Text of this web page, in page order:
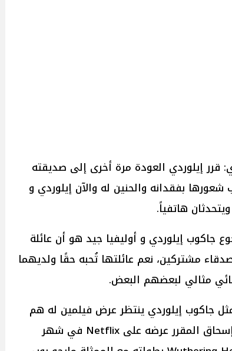
إيلوردي العودة مرة أخرى إلى صديقته
بفقدانه والحنين له والآن إيلوردي و
هاتفياً.
إيلوردي و أوليفيا جيد هو أن عائلة
مشتركين، نعم عائلتها تُحبه حقًا ولديهما
مثالي لبعضهم البعض.
جاكوب إيلوردي ينتظر عرض فيلمين له هم
Frankenstein بطولته مع أوسكار إسحاق المقرر عرضه على Netflix في شهر